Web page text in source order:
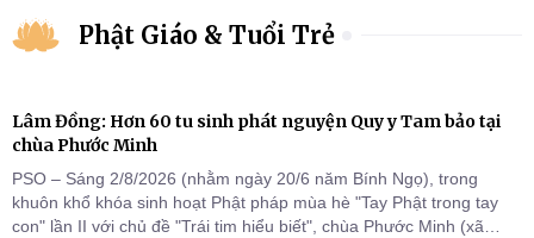
Phật Giáo & Tuổi Trẻ
Lâm Đồng: Hơn 60 tu sinh phát nguyện Quy y Tam bảo tại
chùa Phước Minh
PSO – Sáng 2/8/2026 (nhằm ngày 20/6 năm Bính Ngọ), trong
khuôn khổ khóa sinh hoạt Phật pháp mùa hè "Tay Phật trong tay
con" lần II với chủ đề "Trái tim hiểu biết", chùa Phước Minh (xã